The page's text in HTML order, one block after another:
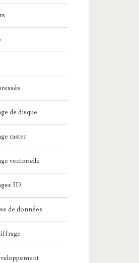
de disque
raster
vectorielle
3D
de données